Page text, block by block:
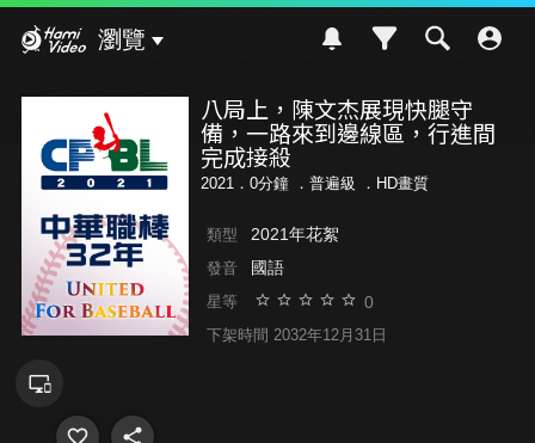
瀏覽
八局上，陳文杰展現快腿守
備，一路來到邊線區，行進間
完成接殺
2021．0分鐘 ． 普遍級 ．HD畫質
類型 2021年花絮
發音 國語
星等 0
下架時間 2032年12月31日